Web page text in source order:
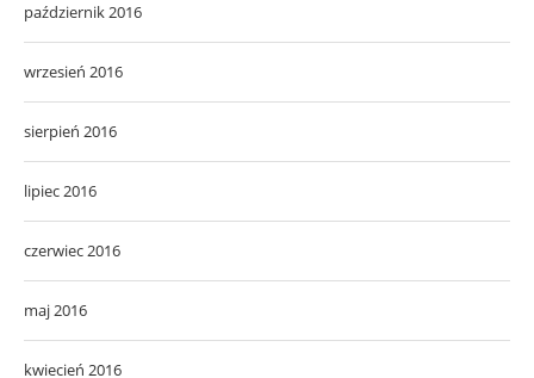
październik 2016
wrzesień 2016
sierpień 2016
lipiec 2016
czerwiec 2016
maj 2016
kwiecień 2016